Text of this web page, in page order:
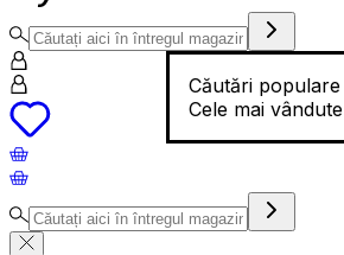
Căutări populare
Cele mai vândute